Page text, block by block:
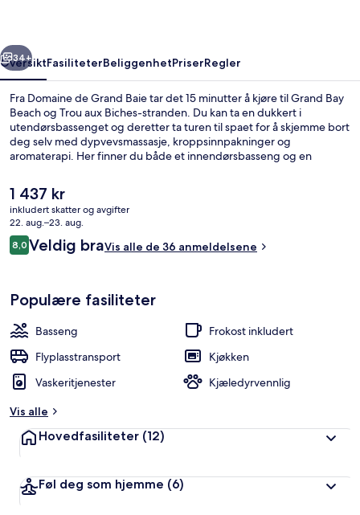
Neste
34+
OversiktFasiliteterBeliggenhetPriserRegler
Fra Domaine de Grand Baie tar det 15 minutter å kjøre til Grand Bay
Beach og Trou aux Biches-stranden. Du kan ta en dukkert i
utendørsbassenget og deretter ta turen til spaet for å skjemme bort
deg selv med dypvevsmassasje, kroppsinnpakninger og
aromaterapi. Her finner du både et innendørsbasseng og en
espressomaskiner.
Den
nåværende
prisen
er
1 437 kr
1 437 kr
inkludert skatter og avgifter
22. aug.–23. aug.
Anmeldelser
8,08,0 av 10 –
Veldig braVis alle de 36 anmeldelsene
Populære fasiliteter
Basseng
Frokost inkludert
Flyplasstransport
Kjøkken
Vaskeritjenester
Kjæledyrvennlig
Vis alle
Hovedfasiliteter (12)
Føl deg som hjemme (6)